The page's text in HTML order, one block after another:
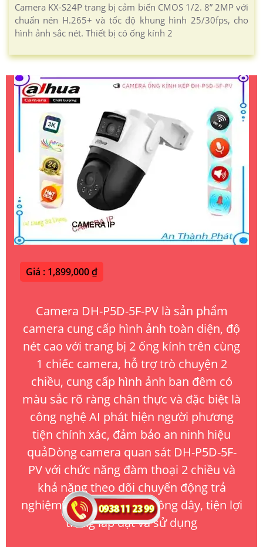
Camera KX-S24P trang bị cảm biến CMOS 1/2. 8” 2MP với
chuẩn nén H.265+ và tốc độ khung hình 25/30fps, cho
hình ảnh sắc nét. Thiết bị có ống kính 2
Giá : 1,899,000 ₫
Camera DH-P5D-5F-PV là sản phẩm
camera cung cấp hình ảnh toàn diện, độ
nét cao với trang bị 2 ống kính trên cùng
1 chiếc camera, hỗ trợ trò chuyện 2
chiều, cung cấp hình ảnh ban đêm có
màu sắc rõ ràng chân thực và đặc biệt là
công nghệ AI phát hiện người phương
tiện chính xác, đảm bảo an ninh hiệu
quảDòng camera quan sát DH-P5D-5F-
PV với chức năng đàm thoại 2 chiều và
khả năng theo dõi chuyển động trả
nghiệm tốt. Sản phẩm không dây, tiện lợi
trong lắp đặt và sử dụng